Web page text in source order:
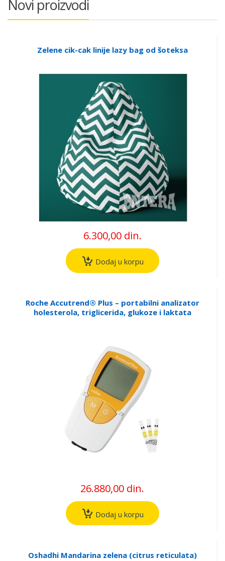
Novi proizvodi
Zelene cik-cak linije lazy bag od šoteksa
6.300,00 din.
Dodaj u korpu
Roche Accutrend® Plus – portabilni analizator
holesterola, triglicerida, glukoze i laktata
26.880,00 din.
Dodaj u korpu
Oshadhi Mandarina zelena (citrus reticulata)